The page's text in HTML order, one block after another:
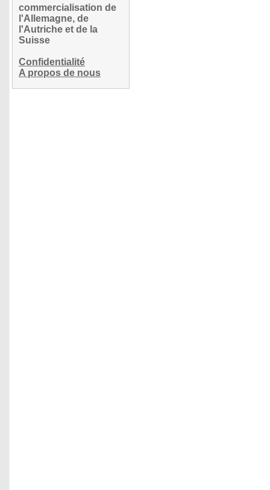
commercialisation de
l'Allemagne, de
l'Autriche et de la
Suisse
Confidentialité
A propos de nous